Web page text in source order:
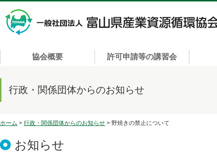
協会概要 許可申請等の講習会
行政・関係団体からのお知らせ
ホーム > 行政・関係団体からのお知らせ > 野焼きの禁止について
お知らせ